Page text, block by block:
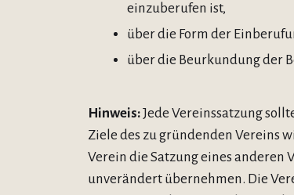
einzuberufen ist,
über die Form der
über die Beurkundung der
Hinweis:Jede Vereinssatzung
Ziele des zu gründenden Vereins
Verein die Satzung eines anderen
unverändert übernehmen. Die